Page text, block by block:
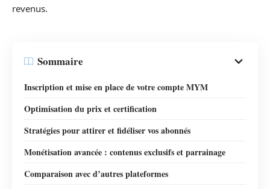
revenus.
Sommaire
Inscription et mise en place de votre compte MYM
Optimisation du prix et certification
Stratégies pour attirer et fidéliser vos abonnés
Monétisation avancée : contenus exclusifs et parrainage
Comparaison avec d’autres plateformes